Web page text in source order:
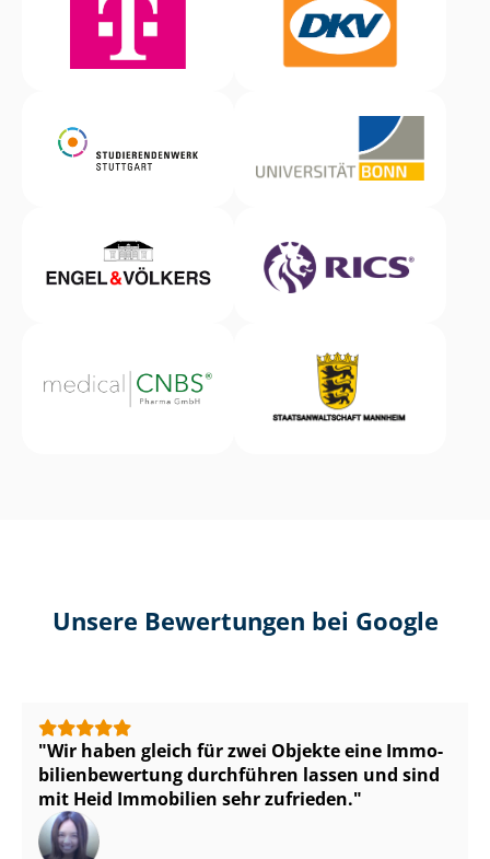
Unsere Bewertungen bei Google
Wir haben gleich für zwei Objekte eine Im­mo­
bi­li­en­be­wer­tung durchführen lassen und sind
mit Heid Immobilien sehr zufrieden.